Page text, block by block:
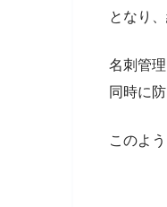
となり
名刺管
同時に防
このよ